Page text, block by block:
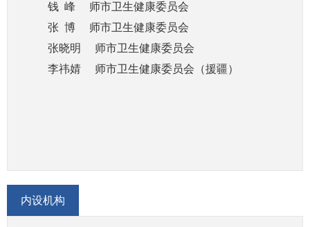
（五）贯彻落实国家药物政策和国家基本药物制
度，开展药品使用监测、临床综合评价和短缺药品
预警。执行国家药品法典，提出基本药物价格政策
的建议。组织开展食品安全风险监测评估，执行食
约》履约有关工作。
钱 峰 师市卫生健康委员会
张 博 师市卫生健康委员会
张晓明 师市卫生健康委员会
李祎婧 师市卫生健康委员会（援疆）
内设机构